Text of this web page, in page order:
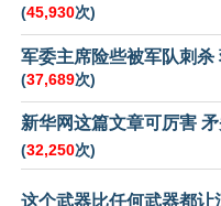
(45,930次)
军委主席险些被军队刺
(37,689次)
新华网这篇文章可厉害
(32,250次)
这个武器比任何武器都让